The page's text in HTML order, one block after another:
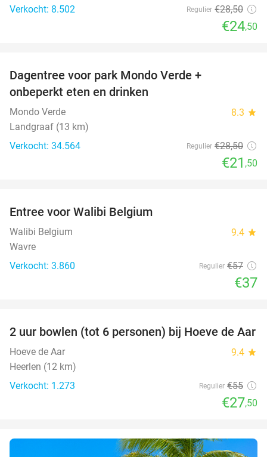
Verkocht: 8.502
Regulier €28,50
€24,50
Dagentree voor park Mondo Verde +
onbeperkt eten en drinken
Mondo Verde 8.3 star
Landgraaf (13 km)
Verkocht: 34.564
Regulier €28,50
€21 ,50
Entree voor Walibi Belgium
Walibi Belgium 9.4 star
Wavre
Verkocht: 3.860
Regulier €57
€37
50%
2 uur bowlen (tot 6 personen) bij Hoeve de Aar
Hoeve de Aar 9.4 star
Heerlen (12 km)
Verkocht: 1.273
Regulier €55
€27,50